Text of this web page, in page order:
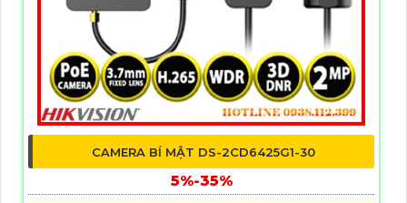
CAMERA BÍ MẬT DS-2CD6425G1-30
5%-35%